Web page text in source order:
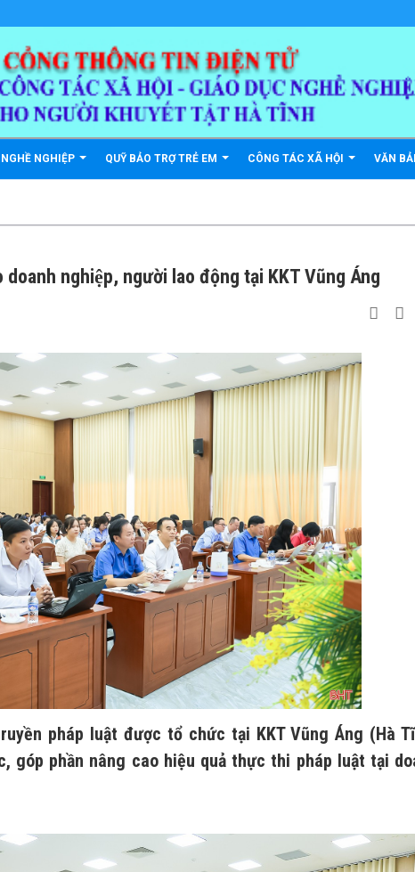
NGHIỆP QUỸ BẢO TRỢ TRẺ EM CÔNG TÁC XÃ HỘI VĂN
nghiệp, người lao động tại KKT Vũng Áng
pháp luật được tổ chức tại KKT Vũng Áng (Hà
góp phần nâng cao hiệu quả thực thi pháp luật tại